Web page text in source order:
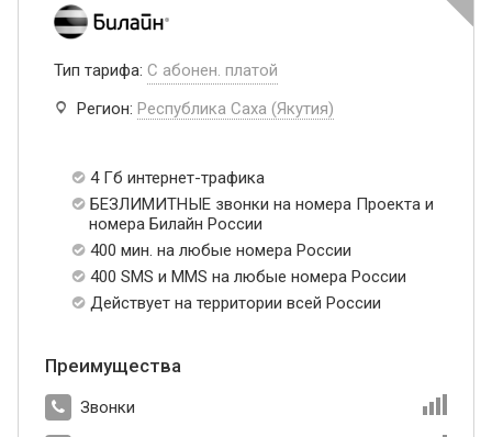
Тип тарифа: С абонен. платой
Регион: Республика Саха (Якутия)
4 Гб интернет-трафика
БЕЗЛИМИТНЫЕ звонки на номера Проекта и
номера Билайн России
400 мин. на любые номера России
400 SMS и MMS на любые номера России
Действует на территории всей России
Преимущества
Звонки